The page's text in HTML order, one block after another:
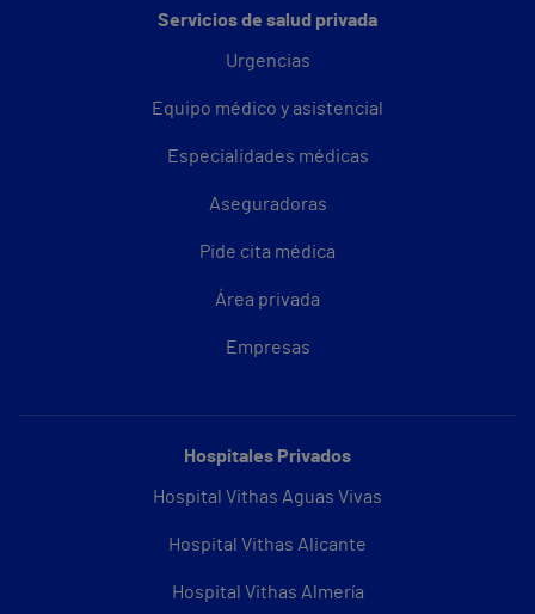
Servicios de salud privada
Urgencias
Equipo médico y asistencial
Especialidades médicas
Aseguradoras
Pide cita médica
Área privada
Empresas
Hospitales Privados
Hospital Vithas Aguas Vivas
Hospital Vithas Alicante
Hospital Vithas Almería